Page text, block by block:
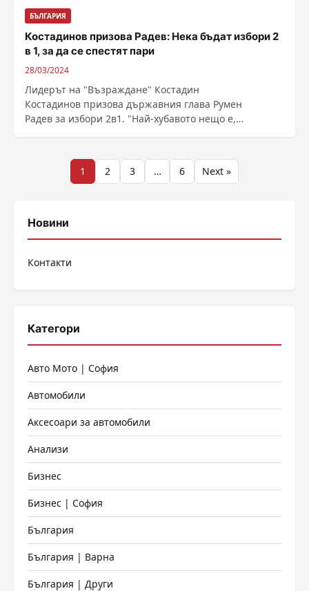
БЪЛГАРИЯ
Костадинов призова Радев: Нека бъдат избори 2
в 1, за да се спестят пари
28/03/2024
Лидерът на "Възраждане" Костадин
Костадинов призова държавния глава Румен
Радев за избори 2в1. "Най-хубавото нещо е,
Разделяне
публикациите
1 2 3 … 6 Next »
Новини
Контакти
Категори
Авто Мото | София
Автомобили
Аксесоари за автомобили
Анализи
Бизнес
Бизнес | София
България
България | Варна
България | Други